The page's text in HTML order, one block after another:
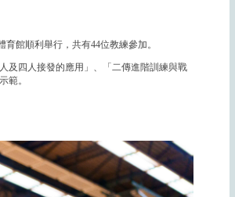
館順利舉行，共有44位教練參加。
及四人接發的應用」、「二傳進階訓練與戰
範。